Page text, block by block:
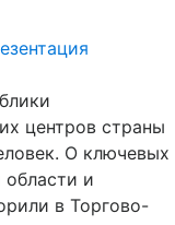
центров страны
О ключевых
области и
в Торгово-